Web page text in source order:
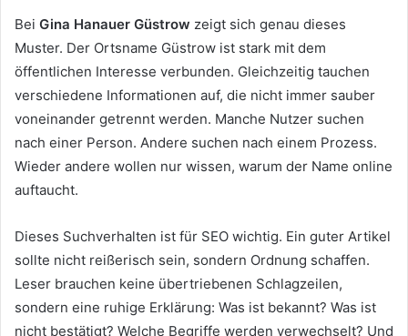
Bei Gina Hanauer Güstrow zeigt sich genau dieses
Muster. Der Ortsname Güstrow ist stark mit dem
öffentlichen Interesse verbunden. Gleichzeitig tauchen
verschiedene Informationen auf, die nicht immer sauber
voneinander getrennt werden. Manche Nutzer suchen
nach einer Person. Andere suchen nach einem Prozess.
Wieder andere wollen nur wissen, warum der Name online
auftaucht.
Dieses Suchverhalten ist für SEO wichtig. Ein guter Artikel
sollte nicht reißerisch sein, sondern Ordnung schaffen.
Leser brauchen keine übertriebenen Schlagzeilen,
sondern eine ruhige Erklärung: Was ist bekannt? Was ist
nicht bestätigt? Welche Begriffe werden verwechselt? Und